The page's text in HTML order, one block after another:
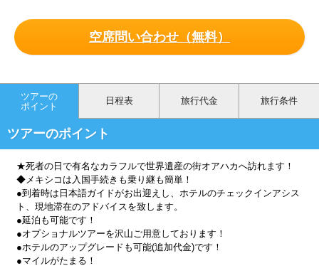
空席問い合わせ（無料）
ツアーの
ポイント
日程表 旅行代金 旅行条件
ツアーのポイント
★死者の日で有名なカラフルで世界遺産の街オアハカへ訪れます！
◆メキシコは入国手続きも乗り継も簡単！
●到着時は日本語ガイドがお出迎えし、ホテルのチェックインアシス
ト、現地滞在のアドバイスを致します。
●延泊も可能です！
●オプショナルツアーを沢山ご用意しております！
●ホテルのアップグレードも可能(追加代金)です！
●マイルがたまる！